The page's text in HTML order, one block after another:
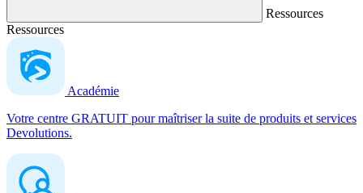
Ressources
Ressources
Académie
Votre centre GRATUIT pour maîtriser la suite de produits et services
Devolutions.